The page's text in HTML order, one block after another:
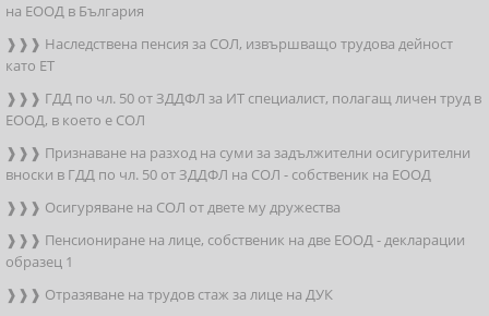
на ЕООД в България
❱❱❱ Наследствена пенсия за СОЛ, извършващо трудова дейност
като ЕТ
❱❱❱ ГДД по чл. 50 от ЗДДФЛ за ИТ специалист, полагащ личен труд в
ЕООД, в което е СОЛ
❱❱❱ Признаване на разход на суми за задължителни осигурителни
вноски в ГДД по чл. 50 от ЗДДФЛ на СОЛ - собственик на ЕООД
❱❱❱ Осигуряване на СОЛ от двете му дружества
❱❱❱ Пенсиониране на лице, собственик на две ЕООД - декларации
образец 1
❱❱❱ Отразяване на трудов стаж за лице на ДУК